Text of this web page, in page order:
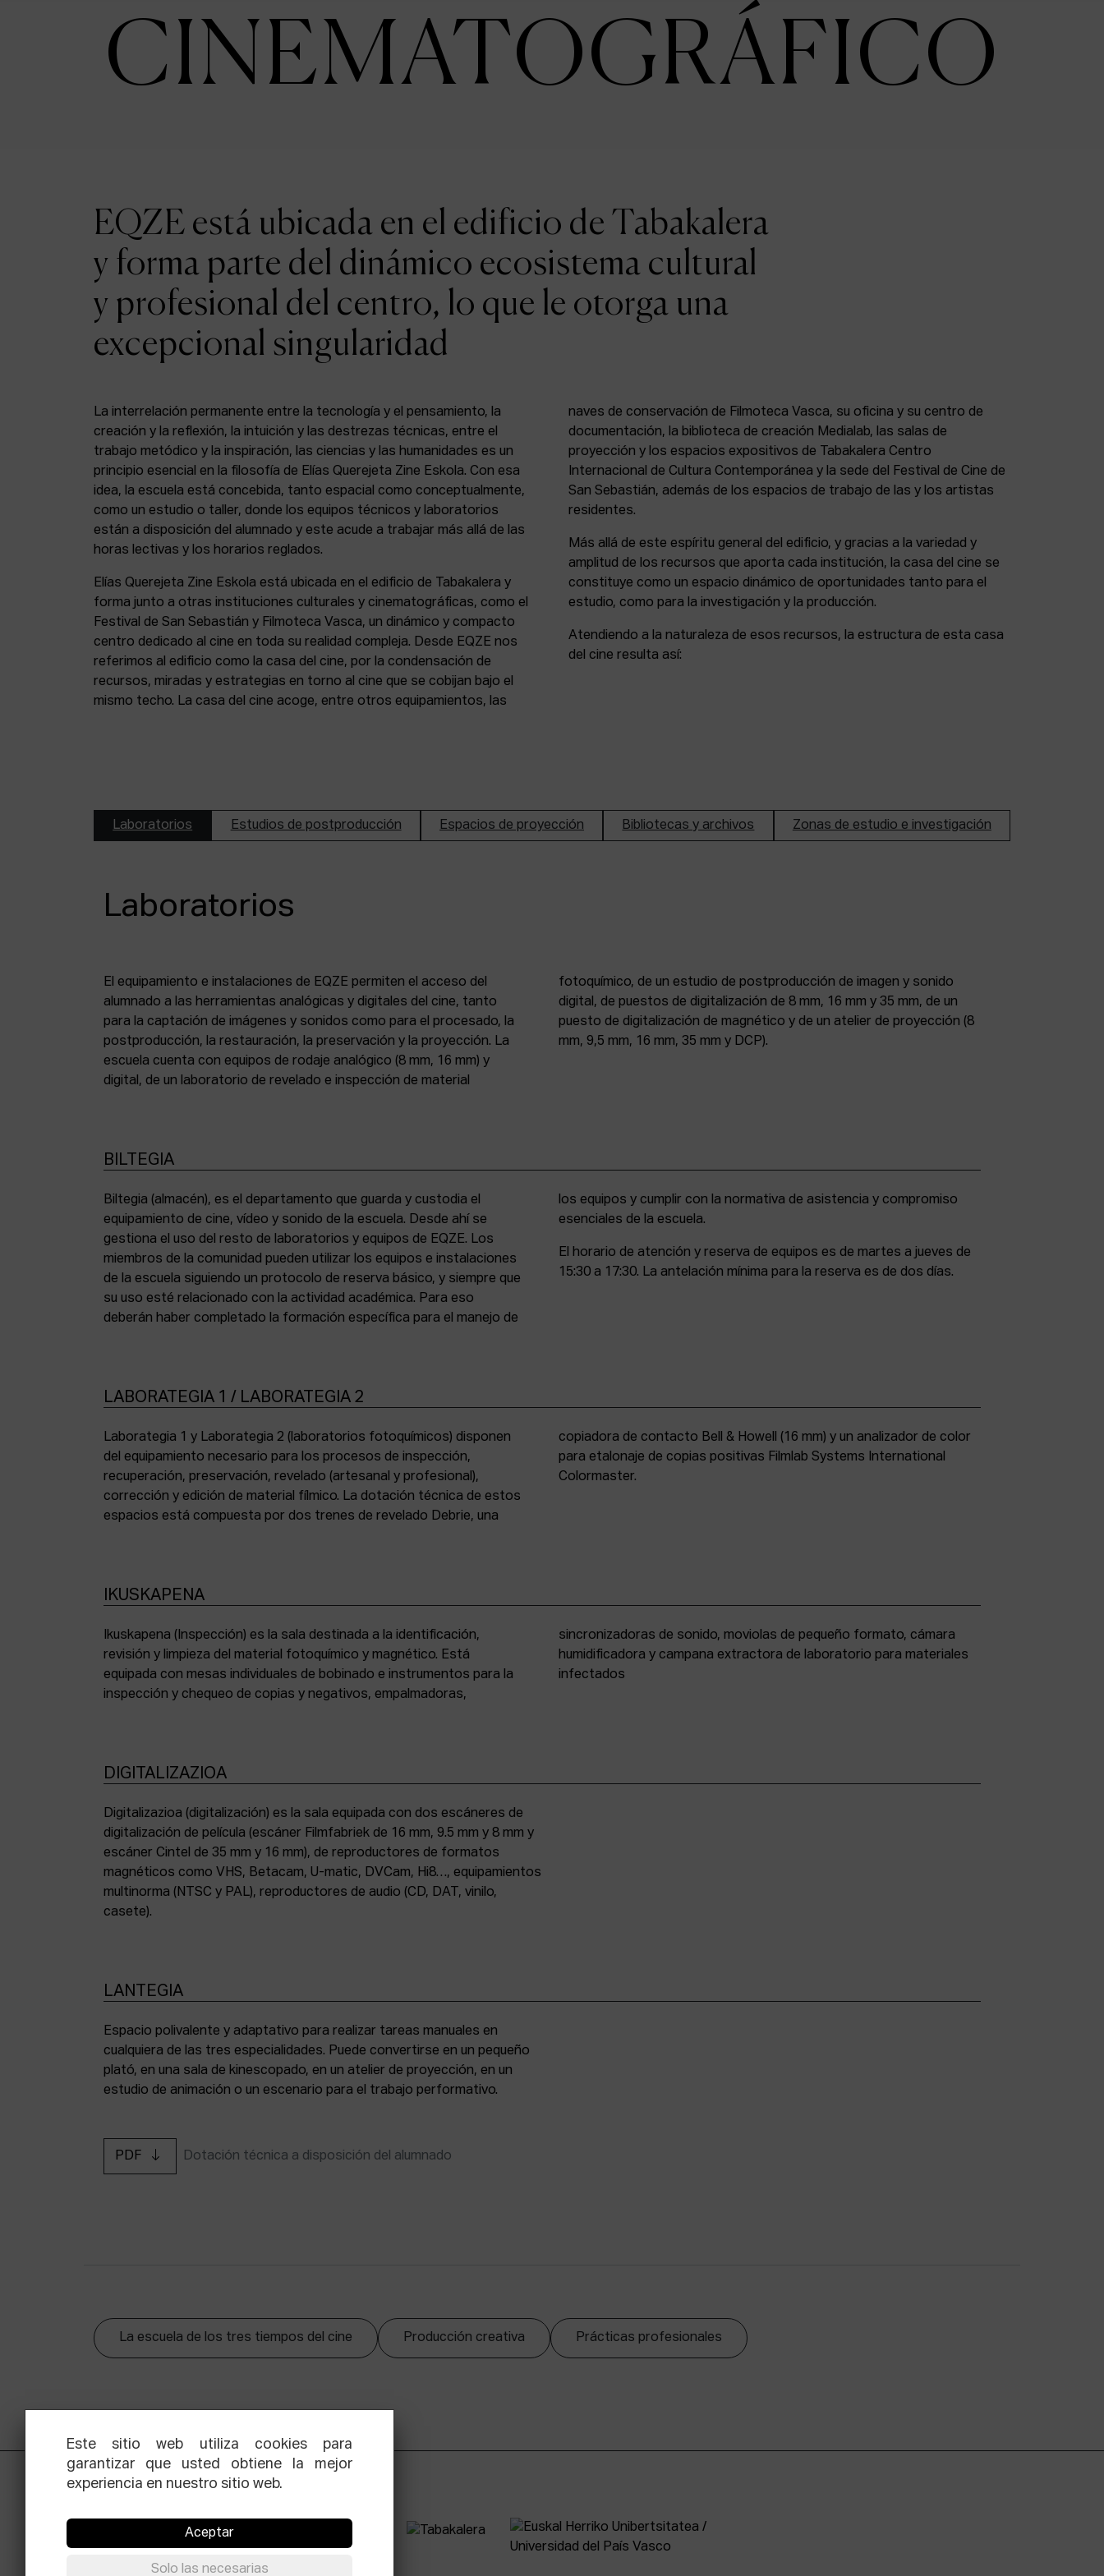
CINEMATOGRÁFICO
EQZE está ubicada en el edificio de Tabakalera
y forma parte del dinámico ecosistema cultural
y profesional del centro, lo que le otorga una
excepcional singularidad
La interrelación permanente entre la tecnología y el pensamiento, la
creación y la reflexión, la intuición y las destrezas técnicas, entre el
trabajo metódico y la inspiración, las ciencias y las humanidades es un
principio esencial en la filosofía de Elías Querejeta Zine Eskola. Con esa
idea, la escuela está concebida, tanto espacial como conceptualmente,
como un estudio o taller, donde los equipos técnicos y laboratorios
están a disposición del alumnado y este acude a trabajar más allá de las
horas lectivas y los horarios reglados.
Elías Querejeta Zine Eskola está ubicada en el edificio de Tabakalera y
forma junto a otras instituciones culturales y cinematográficas, como el
Festival de San Sebastián y Filmoteca Vasca, un dinámico y compacto
centro dedicado al cine en toda su realidad compleja. Desde EQZE nos
referimos al edificio como la casa del cine, por la condensación de
recursos, miradas y estrategias en torno al cine que se cobijan bajo el
mismo techo. La casa del cine acoge, entre otros equipamientos, las
naves de conservación de Filmoteca Vasca, su oficina y su centro de
documentación, la biblioteca de creación Medialab, las salas de
proyección y los espacios expositivos de Tabakalera Centro
Internacional de Cultura Contemporánea y la sede del Festival de Cine de
San Sebastián, además de los espacios de trabajo de las y los artistas
residentes.
Más allá de este espíritu general del edificio, y gracias a la variedad y
amplitud de los recursos que aporta cada institución, la casa del cine se
constituye como un espacio dinámico de oportunidades tanto para el
estudio, como para la investigación y la producción.
Atendiendo a la naturaleza de esos recursos, la estructura de esta casa
del cine resulta así:
Laboratorios Estudios de postproducción Espacios de proyección Bibliotecas y archivos Zonas de estudio e investigación
Laboratorios
El equipamiento e instalaciones de EQZE permiten el acceso del
alumnado a las herramientas analógicas y digitales del cine, tanto
para la captación de imágenes y sonidos como para el procesado, la
postproducción, la restauración, la preservación y la proyección. La
escuela cuenta con equipos de rodaje analógico (8 mm, 16 mm) y
digital, de un laboratorio de revelado e inspección de material
fotoquímico, de un estudio de postproducción de imagen y sonido
digital, de puestos de digitalización de 8 mm, 16 mm y 35 mm, de un
puesto de digitalización de magnético y de un atelier de proyección (8
mm, 9,5 mm, 16 mm, 35 mm y DCP).
BILTEGIA
Biltegia (almacén), es el departamento que guarda y custodia el
equipamiento de cine, vídeo y sonido de la escuela. Desde ahí se
gestiona el uso del resto de laboratorios y equipos de EQZE. Los
miembros de la comunidad pueden utilizar los equipos e instalaciones
de la escuela siguiendo un protocolo de reserva básico, y siempre que
su uso esté relacionado con la actividad académica. Para eso
deberán haber completado la formación específica para el manejo de
los equipos y cumplir con la normativa de asistencia y compromiso
esenciales de la escuela.
El horario de atención y reserva de equipos es de martes a jueves de
15:30 a 17:30. La antelación mínima para la reserva es de dos días.
LABORATEGIA 1 / LABORATEGIA 2
Laborategia 1 y Laborategia 2 (laboratorios fotoquímicos) disponen
del equipamiento necesario para los procesos de inspección,
recuperación, preservación, revelado (artesanal y profesional),
corrección y edición de material fílmico. La dotación técnica de estos
espacios está compuesta por dos trenes de revelado Debrie, una
copiadora de contacto Bell & Howell (16 mm) y un analizador de color
para etalonaje de copias positivas Filmlab Systems International
Colormaster.
IKUSKAPENA
Ikuskapena (Inspección) es la sala destinada a la identificación,
revisión y limpieza del material fotoquímico y magnético. Está
equipada con mesas individuales de bobinado e instrumentos para la
inspección y chequeo de copias y negativos, empalmadoras,
sincronizadoras de sonido, moviolas de pequeño formato, cámara
humidificadora y campana extractora de laboratorio para materiales
infectados
DIGITALIZAZIOA
Digitalizazioa (digitalización) es la sala equipada con dos escáneres de
digitalización de película (escáner Filmfabriek de 16 mm, 9.5 mm y 8 mm y
escáner Cintel de 35 mm y 16 mm), de reproductores de formatos
magnéticos como VHS, Betacam, U-matic, DVCam, Hi8…, equipamientos
multinorma (NTSC y PAL), reproductores de audio (CD, DAT, vinilo,
casete).
LANTEGIA
Espacio polivalente y adaptativo para realizar tareas manuales en
cualquiera de las tres especialidades. Puede convertirse en un pequeño
plató, en una sala de kinescopado, en un atelier de proyección, en un
estudio de animación o un escenario para el trabajo performativo.
PDF Dotación técnica a disposición del alumnado
La escuela de los tres tiempos del cine Producción creativa Prácticas profesionales
Este sitio web utiliza cookies para
garantizar que usted obtiene la mejor
experiencia en nuestro sitio web.
Aceptar
Solo las necesarias